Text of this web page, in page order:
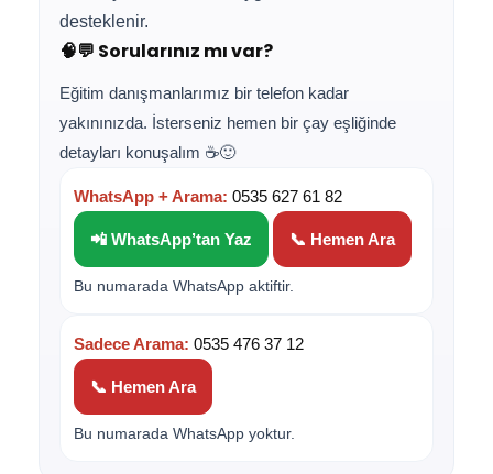
desteklenir.
🧠💬 Sorularınız mı var?
Eğitim danışmanlarımız bir telefon kadar
yakınınızda. İsterseniz hemen bir çay eşliğinde
detayları konuşalım ☕🙂
WhatsApp + Arama: 0535 627 61 82
📲 WhatsApp’tan Yaz 📞 Hemen Ara
Bu numarada WhatsApp aktiftir.
Sadece Arama: 0535 476 37 12
📞 Hemen Ara
Bu numarada WhatsApp yoktur.